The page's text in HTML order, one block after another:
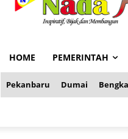
HOME PEMERINTAH
Pekanbaru Dumai